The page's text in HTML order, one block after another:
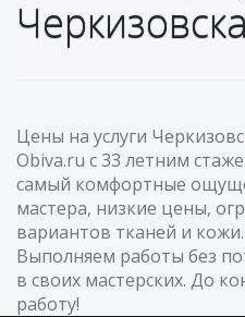
Цены на услуги
Obiva.ru с 33 летним
самый комфортные
мастера, низкие цены,
вариантов тканей и
Выполняем работы без
в своих мастерских. До
работу!